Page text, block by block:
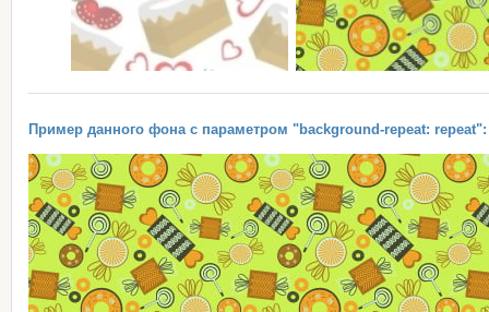
Пример данного фона с параметром "background-repeat: repeat":